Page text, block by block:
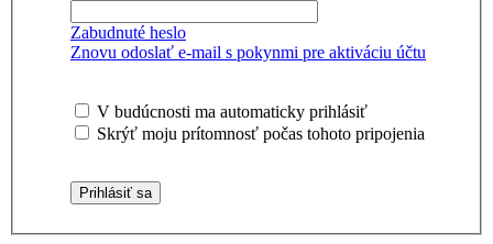
Zabudnuté heslo
Znovu odoslať e-mail s pokynmi pre aktiváciu účtu
V budúcnosti ma automaticky prihlásiť
Skrýť moju prítomnosť počas tohoto pripojenia